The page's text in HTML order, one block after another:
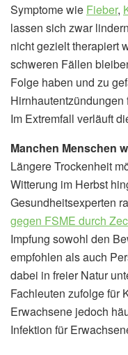
Symptome wie Fieber,
lassen sich zwar
nicht gezielt therapiert
schweren Fällen
Folge haben und zu
Im Extremfall verläuft
Manchen Menschen
Längere Trockenheit
Witterung im Herbst
Gesundheitsexperten
gegen FSME durch
Impfung sowohl den
empfohlen als auch
dabei in freier Natur
Fachleuten zufolge für
Erwachsene jedoch
Infektion für